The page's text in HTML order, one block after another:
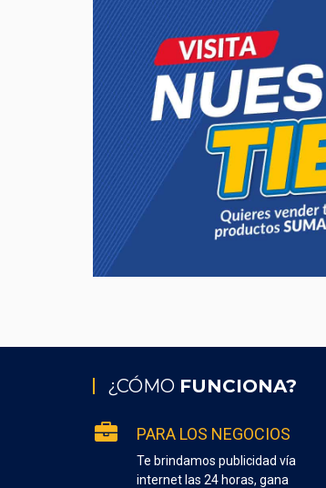
¿CÓMO FUNCIONA?
PARA LOS NEGOCIOS
Te brindamos publicidad vía
internet las 24 horas, gana